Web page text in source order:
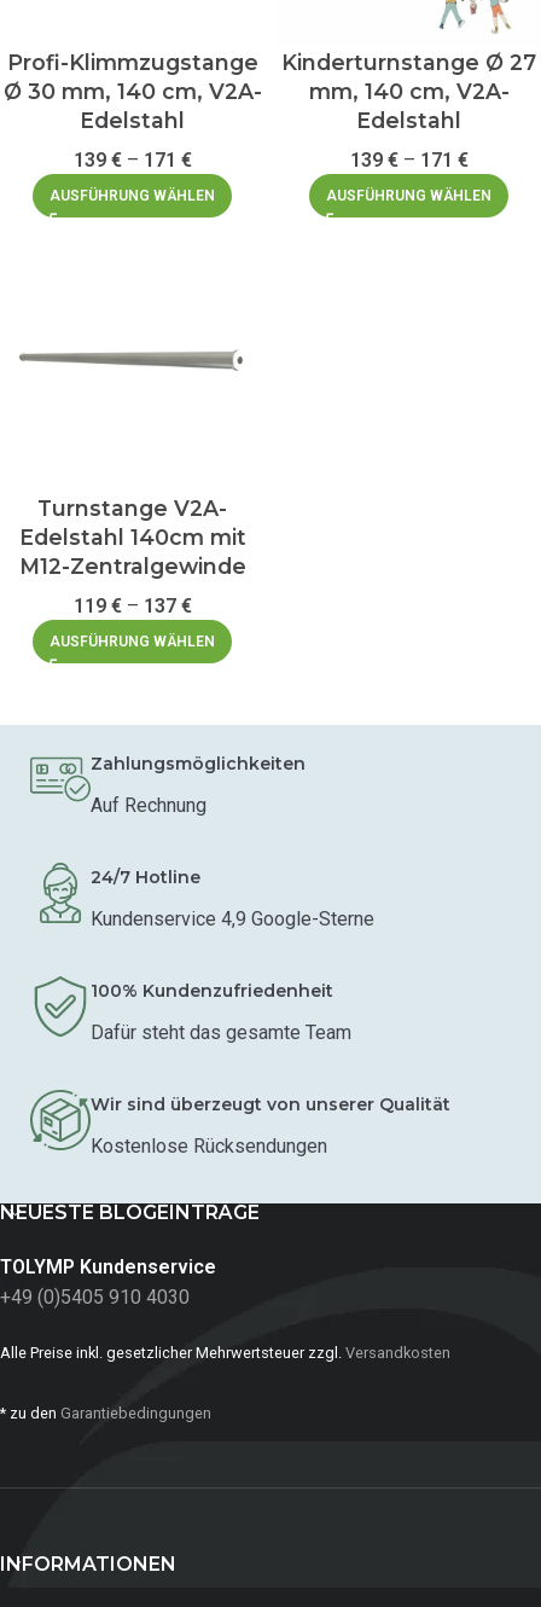
Profi-Klimmzugstange
Ø 30 mm, 140 cm, V2A-
Edelstahl
139 €– 171 €
AUSFÜHRUNG WÄHLEN
Kinderturnstange Ø 27
mm, 140 cm, V2A-
Edelstahl
139 €– 171 €
AUSFÜHRUNG WÄHLEN
Turnstange V2A-
Edelstahl 140cm mit
M12-Zentralgewinde
119 €– 137 €
AUSFÜHRUNG WÄHLEN
Zahlungsmöglichkeiten
Auf Rechnung
24/7 Hotline
Kundenservice 4,9 Google-Sterne
100% Kundenzufriedenheit
Dafür steht das gesamte Team
Wir sind überzeugt von unserer Qualität
Kostenlose Rücksendungen
NEUESTE BLOGEINTRÄGE
TOLYMP Kundenservice
+49 (0)5405 910 4030
Alle Preise inkl. gesetzlicher Mehrwertsteuer zzgl. Versandkosten
* zu den Garantiebedingungen
INFORMATIONEN